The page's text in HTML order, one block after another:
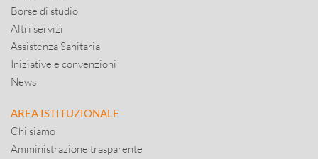
Borse di studio
Altri servizi
Assistenza Sanitaria
Iniziative e convenzioni
News
AREA ISTITUZIONALE
Chi siamo
Amministrazione trasparente